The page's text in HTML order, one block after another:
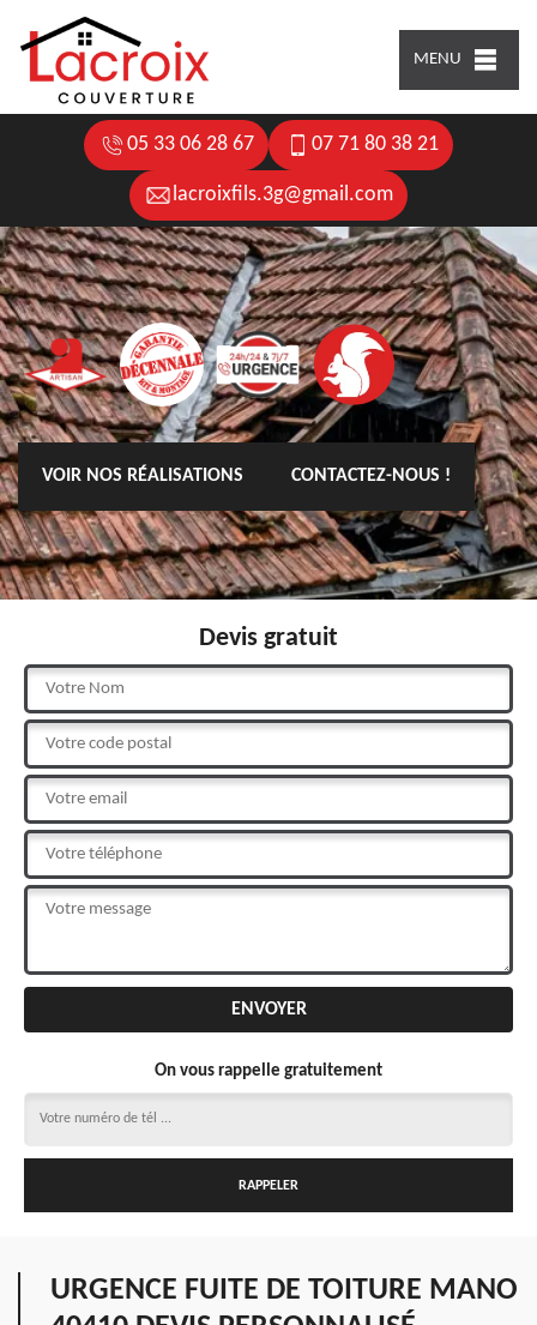
MENU
05 33 06 28 67 07 71 80 38 21
lacroixfils.3g@gmail.com
VOIR NOS RÉALISATIONS CONTACTEZ-NOUS !
Devis gratuit
On vous rappelle gratuitement
URGENCE FUITE DE TOITURE MANO